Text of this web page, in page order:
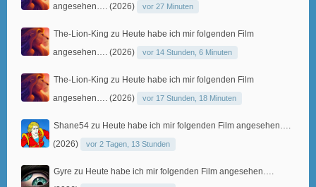
angesehen…. (2026)
vor 27 Minuten
The-Lion-King zu Heute habe ich mir folgenden Film
angesehen…. (2026)
vor 14 Stunden, 6 Minuten
The-Lion-King zu Heute habe ich mir folgenden Film
angesehen…. (2026)
vor 17 Stunden, 18 Minuten
Shane54 zu Heute habe ich mir folgenden Film angesehen….
(2026)
vor 2 Tagen, 13 Stunden
Gyre zu Heute habe ich mir folgenden Film angesehen….